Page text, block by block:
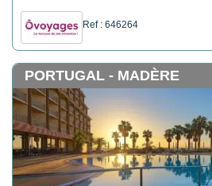
Ref : 646264
PORTUGAL - MADÈRE